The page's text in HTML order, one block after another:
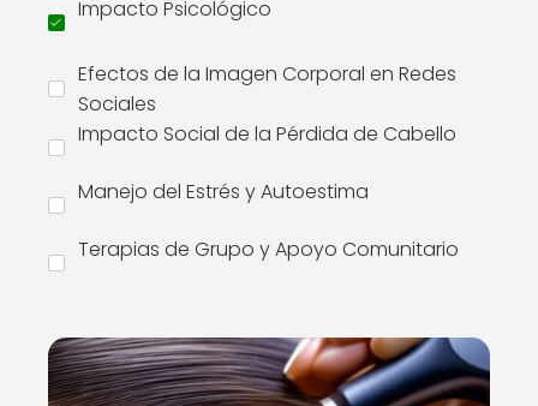
Impacto Psicológico
Efectos de la Imagen Corporal en Redes
Sociales
Impacto Social de la Pérdida de Cabello
Manejo del Estrés y Autoestima
Terapias de Grupo y Apoyo Comunitario